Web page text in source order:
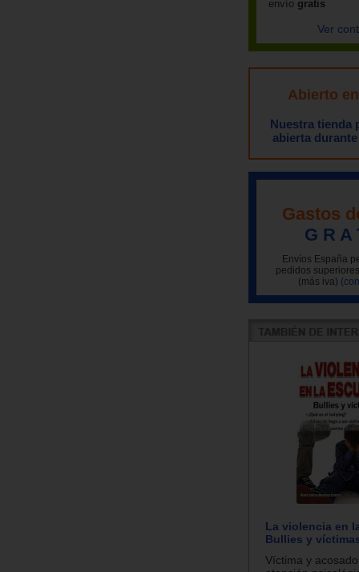
envío gratis
Ver
Abierto
Nuestra tienda
abierta
Gastos
G R A
Envíos España
pedidos
(más iva)
La violencia en
Bullies y
Víctima y